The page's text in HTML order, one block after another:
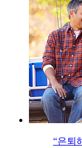
“은퇴